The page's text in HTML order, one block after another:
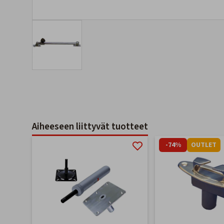
Aiheeseen liittyvät tuotteet
-74% OUTLET